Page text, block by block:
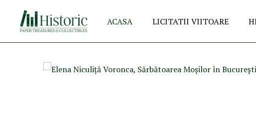
ACASA LICITATII VIITOARE